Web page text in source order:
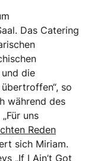
Das Catering
die
so
während des
uns
Reden
sich Miriam.
„If I Ain’t Got